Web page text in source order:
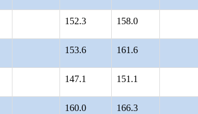
152.3 158.0
153.6 161.6
147.1 151.1
160.0 166.3